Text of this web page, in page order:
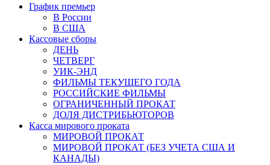
График премьер
В России
В США
Кассовые сборы
ДЕНЬ
ЧЕТВЕРГ
УИК-ЭНД
ФИЛЬМЫ ТЕКУЩЕГО ГОДА
РОССИЙСКИЕ ФИЛЬМЫ
ОГРАНИЧЕННЫЙ ПРОКАТ
ДОЛЯ ДИСТРИБЬЮТОРОВ
Касса мирового проката
МИРОВОЙ ПРОКАТ
МИРОВОЙ ПРОКАТ (БЕЗ УЧЕТА США И
КАНАДЫ)